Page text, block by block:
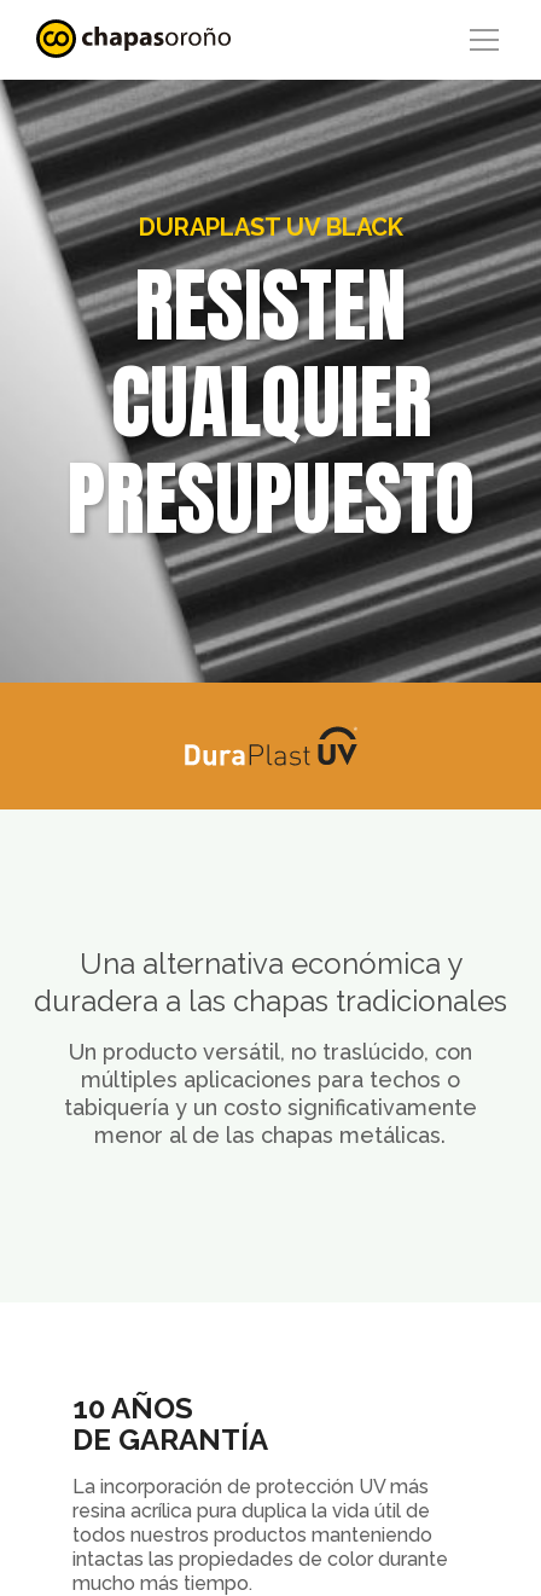
DURAPLAST UV BLACK
RESISTEN
CUALQUIER
PRESUPUESTO
Una alternativa económica y
duradera a las chapas tradicionales
Un producto versátil, no traslúcido, con
múltiples aplicaciones para techos o
tabiquería y un costo significativamente
menor al de las chapas metálicas.
10 AÑOS
DE GARANTÍA
La incorporación de protección UV más
resina acrílica pura duplica la vida útil de
todos nuestros productos manteniendo
intactas las propiedades de color durante
mucho más tiempo.